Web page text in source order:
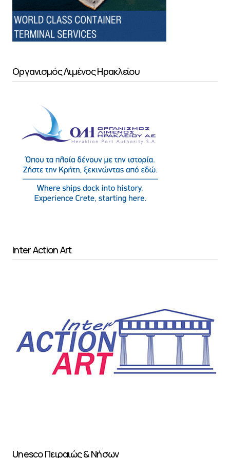
Οργανισμός Λιμένος Ηρακλείου
Inter Action Art
Unesco Πειραιώς & Νήσων